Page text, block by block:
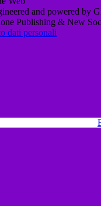
and powered by
Publishing & New
dati personali